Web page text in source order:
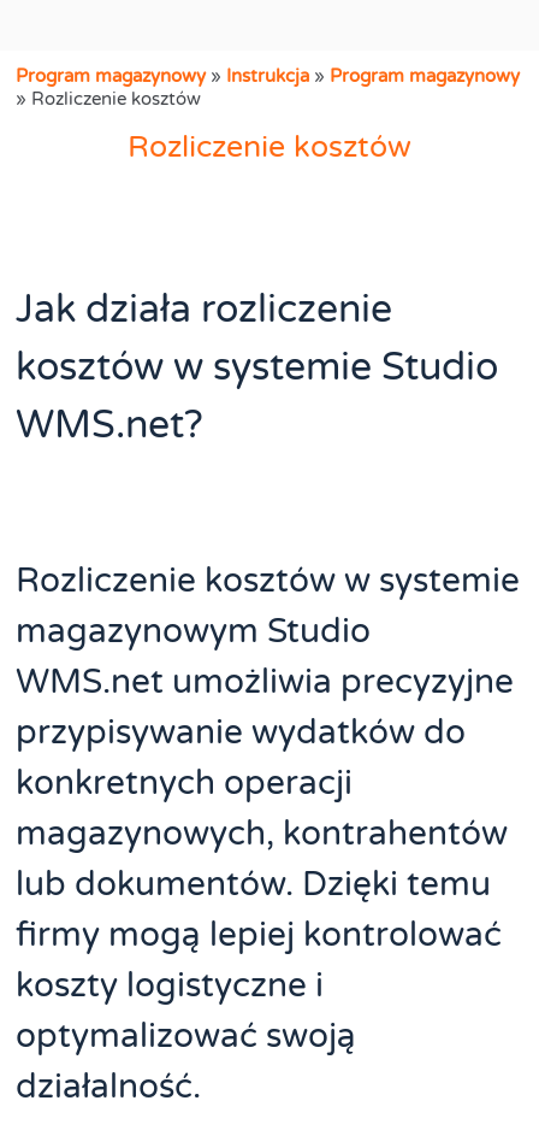
Program magazynowy» Instrukcja » Program magazynowy
» Rozliczenie kosztów
Rozliczenie kosztów
Jak działa rozliczenie
kosztów w systemie Studio
WMS.net?
Rozliczenie kosztów w systemie
magazynowym Studio
WMS.net umożliwia precyzyjne
przypisywanie wydatków do
konkretnych operacji
magazynowych, kontrahentów
lub dokumentów. Dzięki temu
firmy mogą lepiej kontrolować
koszty logistyczne i
optymalizować swoją
działalność.